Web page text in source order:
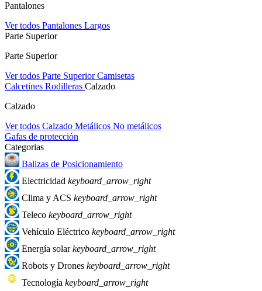
Pantalones
Ver todos Pantalones Largos
Parte Superior
Parte Superior
Ver todos Parte SuperiorCamisetas
Calcetines Rodilleras Calzado
Calzado
Ver todos Calzado Metálicos No metálicos
Gafas de protección
Categorias
Balizas de Posicionamiento
Electricidad keyboard_arrow_right
Clima y ACS keyboard_arrow_right
Teleco keyboard_arrow_right
Vehículo Eléctrico keyboard_arrow_right
Energía solarkeyboard_arrow_right
Robots y Drones keyboard_arrow_right
Tecnología keyboard_arrow_right